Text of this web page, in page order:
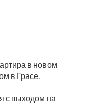
в новом
в Грасе.
с выходом на